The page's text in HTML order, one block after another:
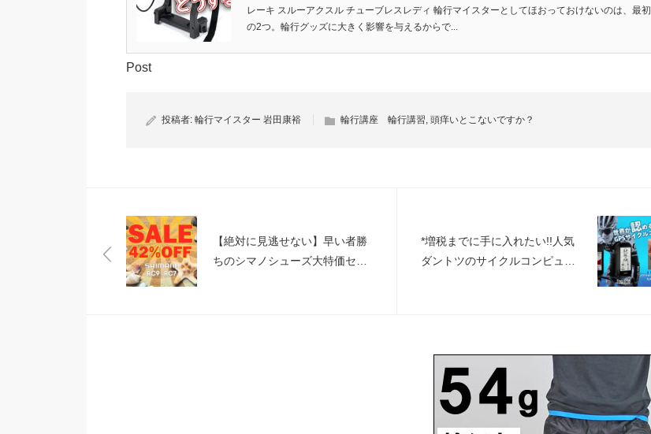
レーキ スルーアクスル チューブレスレディ 輪行マイスターとしてほおっておけないのは、最初
の2つ。輪行グッズに大きく影響を与えるからで...
Post
投稿者: 輪行マイスター 岩田康裕 輪行講座 輪行講習, 頭痒いとこないですか？
【絶対に見逃せない】早い者勝
ちのシマノシューズ大特価セー
*増税までに手に入れたい!!人気
ダントツのサイクルコンピュー